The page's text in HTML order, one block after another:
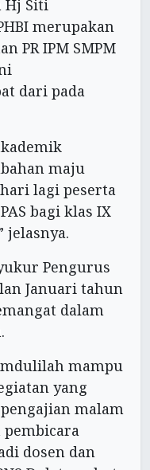
Hj Siti
merupakan
PR IPM SMPM
dari pada
maju
lagi peserta
bagi klas IX
jelasnya.
Pengurus
Januari tahun
dalam
mampu
yang
malam
dosen dan